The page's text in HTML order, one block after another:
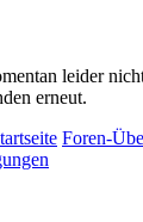
leider
erneut.
Foren-